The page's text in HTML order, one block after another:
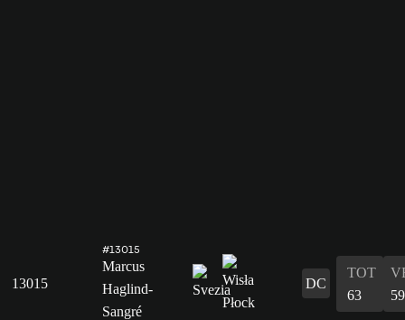
13015
#13015
Marcus
Haglind-
Sangré
DC
TOT
63
59